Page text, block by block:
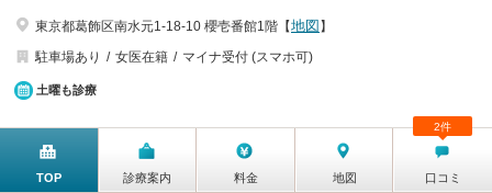
東京都葛飾区南水元1-18-10 櫻壱番館1階【地図 】
駐車場あり
女医在籍 マイナ受付 (スマホ可)
土曜も診療
TOP 診療案内 料金 地図 口コミ
2件